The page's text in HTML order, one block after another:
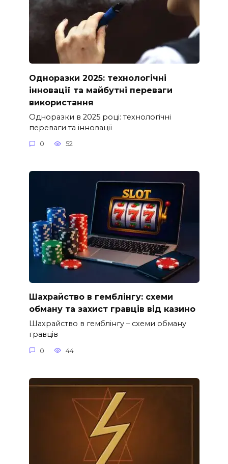
Одноразки 2025: технологічні
інновації та майбутні переваги
використання
Одноразки в 2025 році: технологічні
переваги та інновації
0 52
Шахрайство в гемблінгу: схеми
обману та захист гравців від казино
Шахрайство в гемблінгу – схеми обману
гравців
0 44